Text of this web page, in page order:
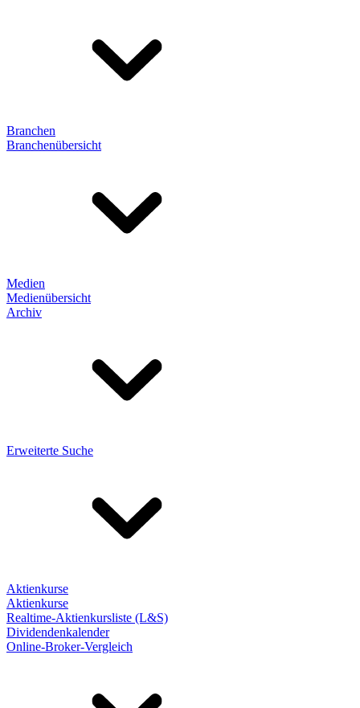
Branchen
Branchenübersicht
Medien
Medienübersicht
Archiv
Erweiterte Suche
Aktienkurse
Aktienkurse
Realtime-Aktienkursliste (L&S)
Dividendenkalender
Online-Broker-Vergleich